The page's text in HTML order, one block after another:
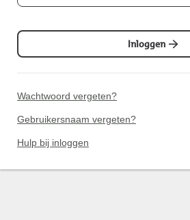
Inloggen
Wachtwoord vergeten?
Gebruikersnaam vergeten?
Hulp bij inloggen